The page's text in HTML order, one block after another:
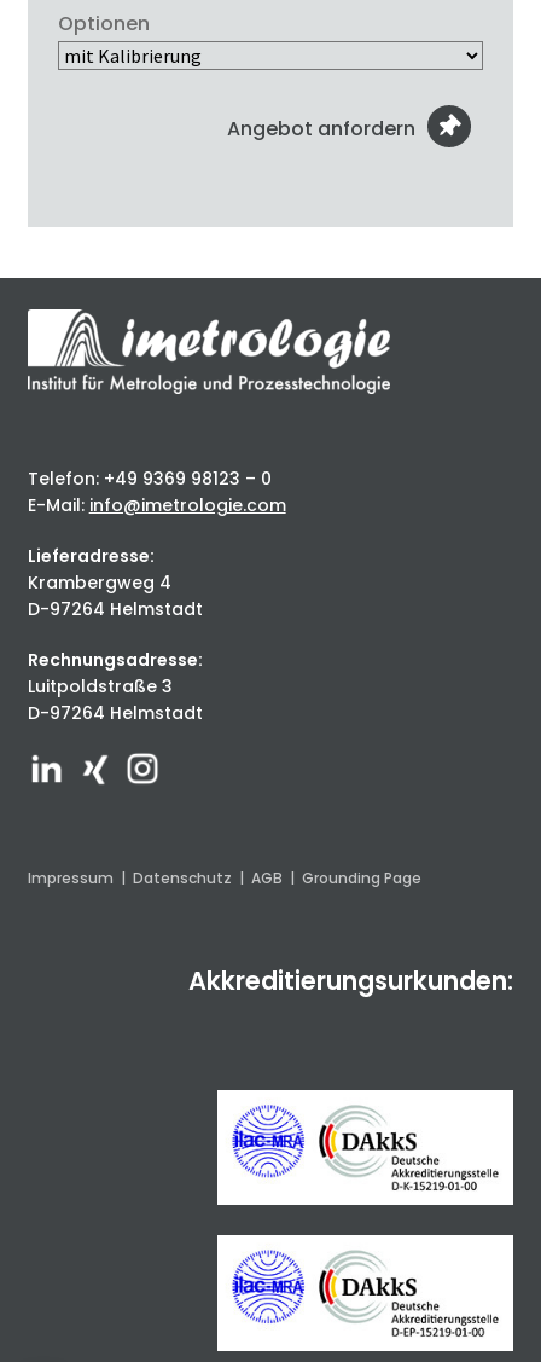
Optionen
Angebot anfordern
Telefon: +49 9369 98123 – 0
E-Mail: info@imetrologie.com
Lieferadresse:
Krambergweg 4
D-97264 Helmstadt
Rechnungsadresse:
Luitpoldstraße 3
D-97264 Helmstadt
Impressum | Datenschutz | AGB | Grounding Page
Akkreditierungsurkunden: